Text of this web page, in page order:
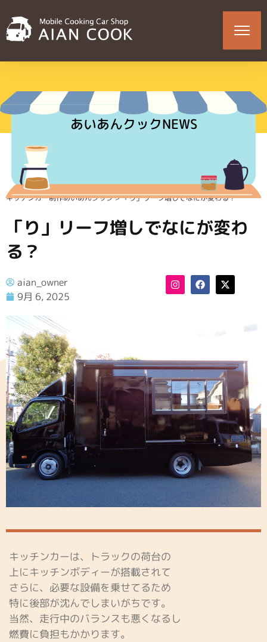
あいあんクックNEWS
キッチンカー制作あいあんクック>「り」リーフ増しでなにが変わる？
「り」リーフ増しでなにが変わ
る？
aian_owner
9月 6, 2025
キッチンカーは、トラックの荷台の
上にキッチンボディーが搭載されて
さらに、必要な設備を乗せてるため
特に後部が沈んでしまいがちです。
当然、走行中のバランスも悪くなるし
燃費に負担もかかります。